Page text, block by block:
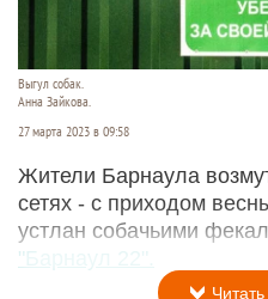
Выгул собак.
Анна Зайкова.
27 марта 2023 в 09:58
Жители Барнаула
сетях - с приходом
устлан собачьими
"Барнаул 22".